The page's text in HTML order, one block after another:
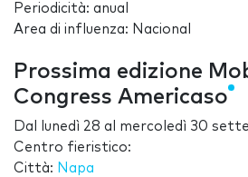
Periodicità: anual
Area di influenza: Nacional
Prossima edizione
Congress Americaso
Dal lunedì 28 al mercoledì 30
Centro fieristico:
Città: Napa